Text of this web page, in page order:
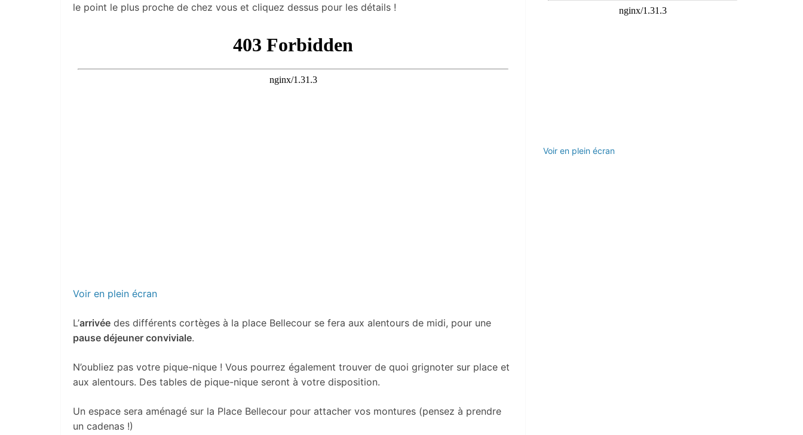
le point le plus proche de chez vous et cliquez dessus pour les détails !
Voir en plein écran
L’arrivée des différents cortèges à la place Bellecour se fera aux alentours de midi, pour une
pause déjeuner conviviale.
N’oubliez pas votre pique-nique ! Vous pourrez également trouver de quoi grignoter sur place et
aux alentours. Des tables de pique-nique seront à votre disposition.
Un espace sera aménagé sur la Place Bellecour pour attacher vos montures (pensez à prendre
un cadenas !)
Voir en plein écran